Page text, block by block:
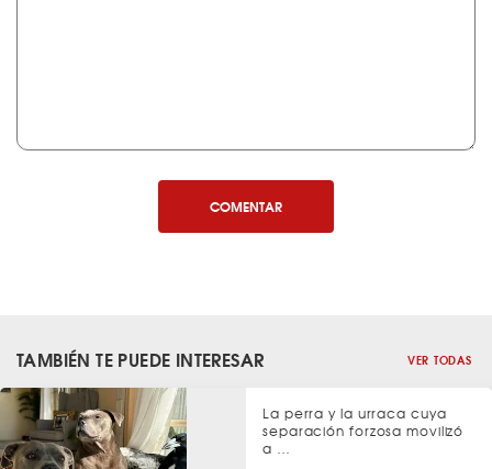
COMENTAR
TAMBIÉN TE PUEDE INTERESAR VER TODAS
La perra y la urraca cuya
separación forzosa movilizó
a …